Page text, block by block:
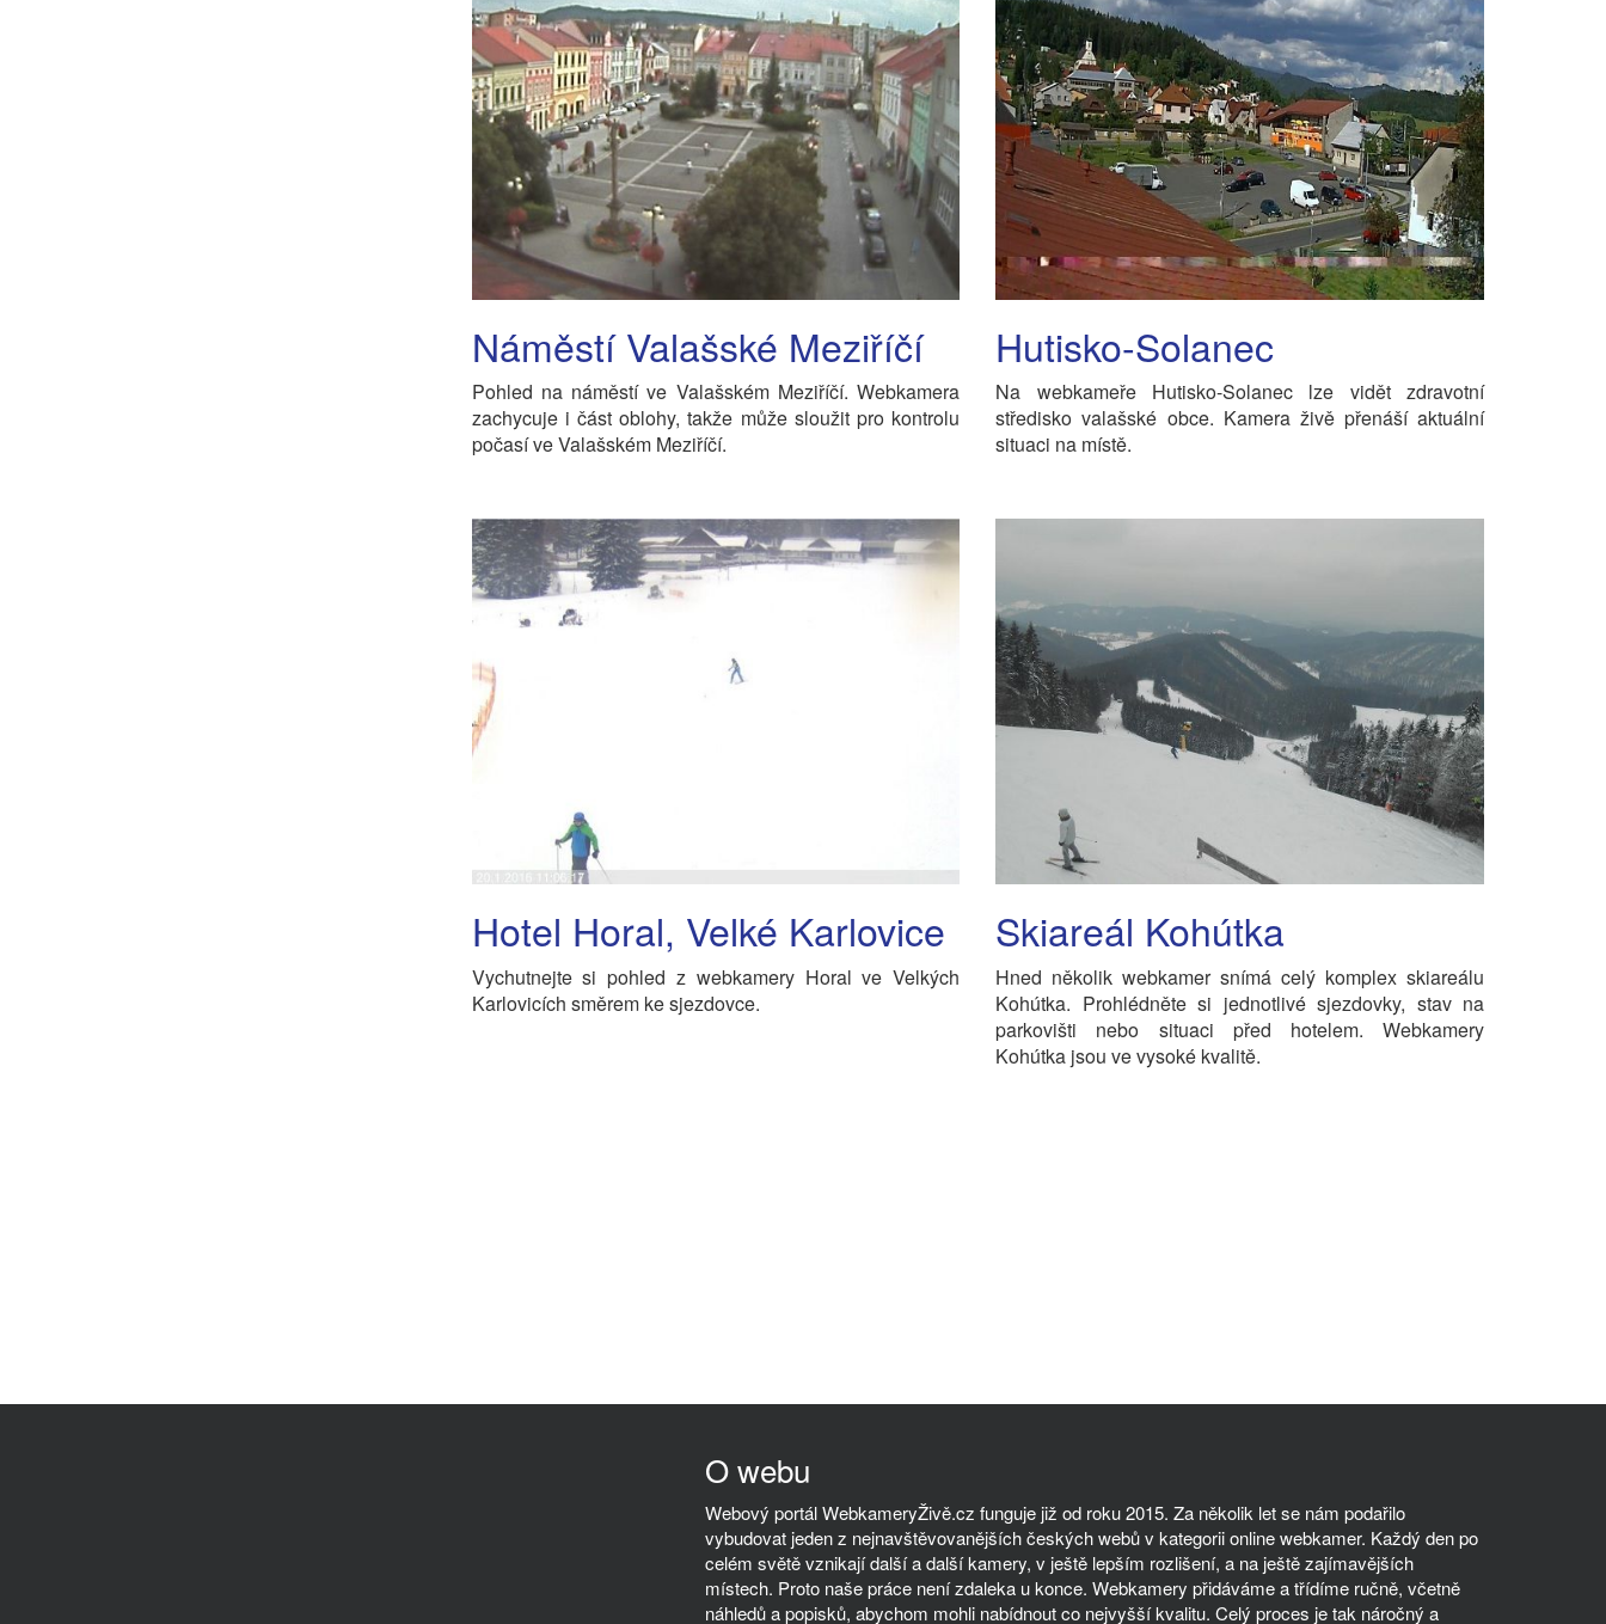
Náměstí Valašské Meziříčí
Pohled na náměstí ve Valašském Meziříčí. Webkamera
zachycuje i část oblohy, takže může sloužit pro kontrolu
počasí ve Valašském Meziříčí.
Hutisko-Solanec
Na webkameře Hutisko-Solanec lze vidět zdravotní
středisko valašské obce. Kamera živě přenáší aktuální
situaci na místě.
Hotel Horal, Velké Karlovice
Vychutnejte si pohled z webkamery Horal ve Velkých
Karlovicích směrem ke sjezdovce.
Skiareál Kohútka
Hned několik webkamer snímá celý komplex skiareálu
Kohútka. Prohlédněte si jednotlivé sjezdovky, stav na
parkovišti nebo situaci před hotelem. Webkamery
Kohútka jsou ve vysoké kvalitě.
O webu
Webový portál WebkameryŽivě.cz funguje již od roku 2015. Za několik let se nám podařilo
vybudovat jeden z nejnavštěvovanějších českých webů v kategorii online webkamer. Každý den po
celém světě vznikají další a další kamery, v ještě lepším rozlišení, a na ještě zajímavějších
místech. Proto naše práce není zdaleka u konce. Webkamery přidáváme a třídíme ručně, včetně
náhledů a popisků, abychom mohli nabídnout co nejvyšší kvalitu. Celý proces je tak náročný a